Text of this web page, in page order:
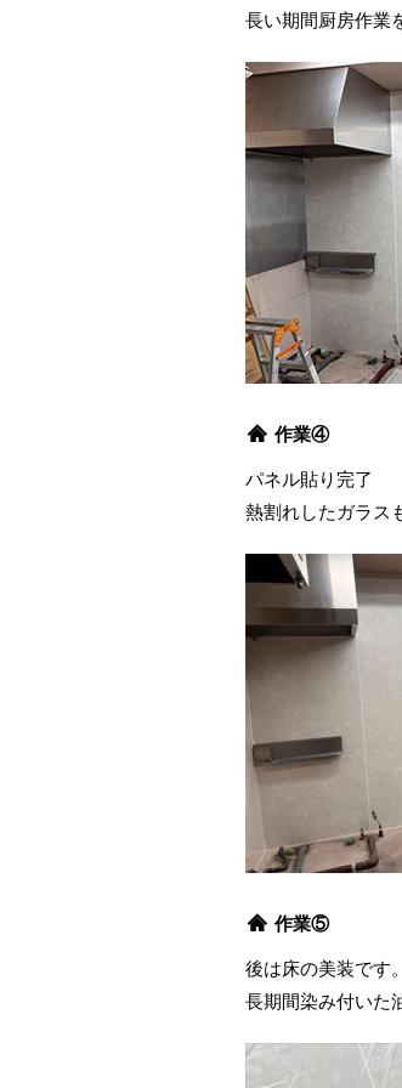
長い期間厨房作業
作業④
パネル貼り完了
熱割れしたガラス
作業⑤
後は床の美装です。
長期間染み付いた